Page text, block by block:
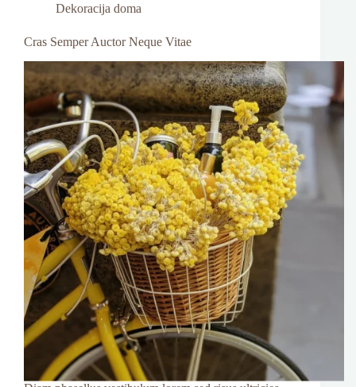
Dekoracija doma
Cras Semper Auctor Neque Vitae